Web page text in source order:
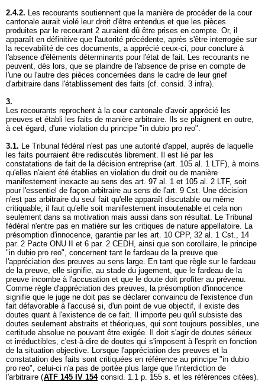
2.4.2. Les recourants soutiennent que la manière de procéder de la cour
cantonale aurait violé leur droit d'être entendus et que les pièces
produites par le recourant 2 auraient dû être prises en compte. Or, il
apparaît en définitive que l'autorité précédente, après s'être interrogée sur
la recevabilité de ces documents, a apprécié ceux-ci, pour conclure à
l'absence d'éléments déterminants pour l'état de fait. Les recourants ne
peuvent, dès lors, que se plaindre de l'absence de prise en compte de
l'une ou l'autre des pièces concernées dans le cadre de leur grief
d'arbitraire dans l'établissement des faits (cf. consid. 3 infra).
3.
Les recourants reprochent à la cour cantonale d'avoir apprécié les
preuves et établi les faits de manière arbitraire. Ils se plaignent en outre,
à cet égard, d'une violation du principe "in dubio pro reo".
3.1. Le Tribunal fédéral n'est pas une autorité d'appel, auprès de laquelle
les faits pourraient être rediscutés librement. Il est lié par les
constatations de fait de la décision entreprise (art. 105 al. 1 LTF), à moins
qu'elles n'aient été établies en violation du droit ou de manière
manifestement inexacte au sens des art. 97 al. 1 et 105 al. 2 LTF, soit
pour l'essentiel de façon arbitraire au sens de l'art. 9 Cst. Une décision
n'est pas arbitraire du seul fait qu'elle apparaît discutable ou même
critiquable; il faut qu'elle soit manifestement insoutenable et cela non
seulement dans sa motivation mais aussi dans son résultat. Le Tribunal
fédéral n'entre pas en matière sur les critiques de nature appellatoire. La
présomption d'innocence, garantie par les art. 10 CPP, 32 al. 1 Cst., 14
par. 2 Pacte ONU II et 6 par. 2 CEDH, ainsi que son corollaire, le principe
"in dubio pro reo", concernent tant le fardeau de la preuve que
l'appréciation des preuves au sens large. En tant que règle sur le fardeau
de la preuve, elle signifie, au stade du jugement, que le fardeau de la
preuve incombe à l'accusation et que le doute doit profiter au prévenu.
Comme règle d'appréciation des preuves, la présomption d'innocence
signifie que le juge ne doit pas se déclarer convaincu de l'existence d'un
fait défavorable à l'accusé si, d'un point de vue objectif, il existe des
doutes quant à l'existence de ce fait. Il importe peu qu'il subsiste des
doutes seulement abstraits et théoriques, qui sont toujours possibles, une
certitude absolue ne pouvant être exigée. Il doit s'agir de doutes sérieux
et irréductibles, c'est-à-dire de doutes qui s'imposent à l'esprit en fonction
de la situation objective. Lorsque l'appréciation des preuves et la
constatation des faits sont critiquées en référence au principe "in dubio
pro reo", celui-ci n'a pas de portée plus large que l'interdiction de
l'arbitraire (ATF 145 IV 154 consid. 1.1 p. 155 s. et les références citées).